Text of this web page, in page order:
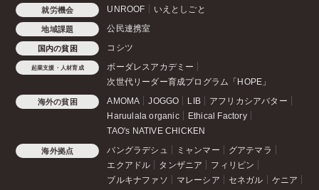
就労機会 UNROOF いえとしごと
地域課題 公民連携室
国内の貧困 コシツ
起業支援・人材育成
ボーダレスアカデミー
次世代リーダー育成プログラム「HOPE」
海外の貧困 AMOMA JOGGO LIB
アフリカシアバター
Haruulala organic
Ethical Factory
TAO's NATIVE CHICKEN
海外拠点 バングラデシュ ミャンマー
グアテマラ
エクアドル
タンザニア
フィリピン
ブルキナファソ
マレーシア セネガル
ケニア